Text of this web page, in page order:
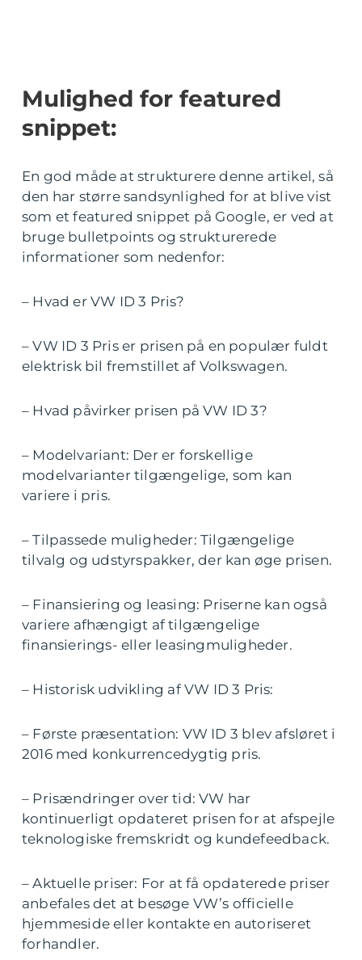
Mulighed for featured
snippet:
En god måde at strukturere denne artikel, så
den har større sandsynlighed for at blive vist
som et featured snippet på Google, er ved at
bruge bulletpoints og strukturerede
informationer som nedenfor:
– Hvad er VW ID 3 Pris?
– VW ID 3 Pris er prisen på en populær fuldt
elektrisk bil fremstillet af Volkswagen.
– Hvad påvirker prisen på VW ID 3?
– Modelvariant: Der er forskellige
modelvarianter tilgængelige, som kan
variere i pris.
– Tilpassede muligheder: Tilgængelige
tilvalg og udstyrspakker, der kan øge prisen.
– Finansiering og leasing: Priserne kan også
variere afhængigt af tilgængelige
finansierings- eller leasingmuligheder.
– Historisk udvikling af VW ID 3 Pris:
– Første præsentation: VW ID 3 blev afsløret i
2016 med konkurrencedygtig pris.
– Prisændringer over tid: VW har
kontinuerligt opdateret prisen for at afspejle
teknologiske fremskridt og kundefeedback.
– Aktuelle priser: For at få opdaterede priser
anbefales det at besøge VW’s officielle
hjemmeside eller kontakte en autoriseret
forhandler.